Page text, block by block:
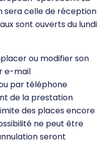
sera celle de réception
sont ouverts du lundi
ou modifier son
e-mail
par téléphone
de la prestation
des places encore
ne peut être
seront